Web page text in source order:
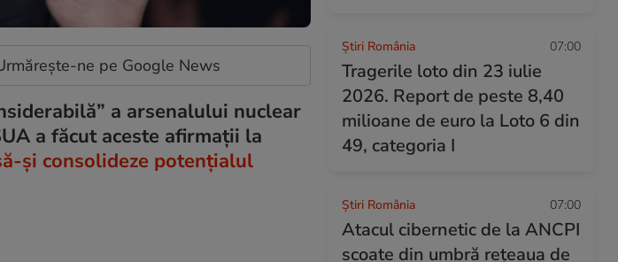
ne pe Google News
a arsenalului nuclear
a făcut aceste afirmații la
și consolideze potențialul
Știri România 07:00
Tragerile loto din 23 iulie
2026. Report de peste 8,40
milioane de euro la Loto 6 din
49, categoria I
Știri România 07:00
Atacul cibernetic de la ANCPI
scoate din umbră rețeaua de